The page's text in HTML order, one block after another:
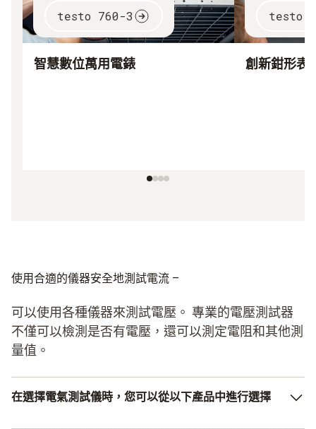
testo 760-3
智慧數位萬用電錶
testo
創新鉗形表
使用合適的儀器安全地測試電流 –
可以使用各種儀器來測試電壓。 專業的電壓測試器
不僅可以檢測是否有電壓，還可以測定電阻和其他測
量值。
在選擇電氣測試儀時，您可以從以下產品中進行選擇